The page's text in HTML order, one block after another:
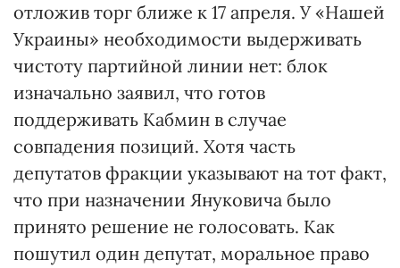
отложив торг ближе к 17 апреля. У «Нашей
Украины» необходимости выдерживать
чистоту партийной линии нет: блок
изначально заявил, что готов
поддерживать Кабмин в случае
совпадения позиций. Хотя часть
депутатов фракции указывают на тот факт,
что при назначении Януковича было
принято решение не голосовать. Как
пошутил один депутат, моральное право